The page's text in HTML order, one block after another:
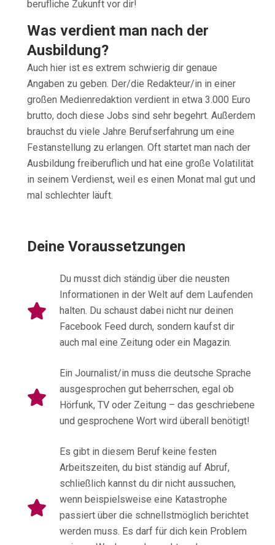
berufliche Zukunft vor dir!
Was verdient man nach der
Ausbildung?
Auch hier ist es extrem schwierig dir genaue
Angaben zu geben. Der/die Redakteur/in in einer
großen Medienredaktion verdient in etwa 3.000 Euro
brutto, doch diese Jobs sind sehr begehrt. Außerdem
brauchst du viele Jahre Berufserfahrung um eine
Festanstellung zu erlangen. Oft startet man nach der
Ausbildung freiberuflich und hat eine große Volatilität
in seinem Verdienst, weil es einen Monat mal gut und
mal schlechter läuft.
Deine Voraussetzungen
Du musst dich ständig über die neusten
Informationen in der Welt auf dem Laufenden
halten. Du schaust dabei nicht nur deinen
Facebook Feed durch, sondern kaufst dir
auch mal eine Zeitung oder ein Magazin.
Ein Journalist/in muss die deutsche Sprache
ausgesprochen gut beherrschen, egal ob
Hörfunk, TV oder Zeitung – das geschriebene
und gesprochene Wort wird überall benötigt!
Es gibt in diesem Beruf keine festen
Arbeitszeiten, du bist ständig auf Abruf,
schließlich kannst du dir nicht aussuchen,
wenn beispielsweise eine Katastrophe
passiert über die schnellstmöglich berichtet
werden muss. Es darf für dich kein Problem